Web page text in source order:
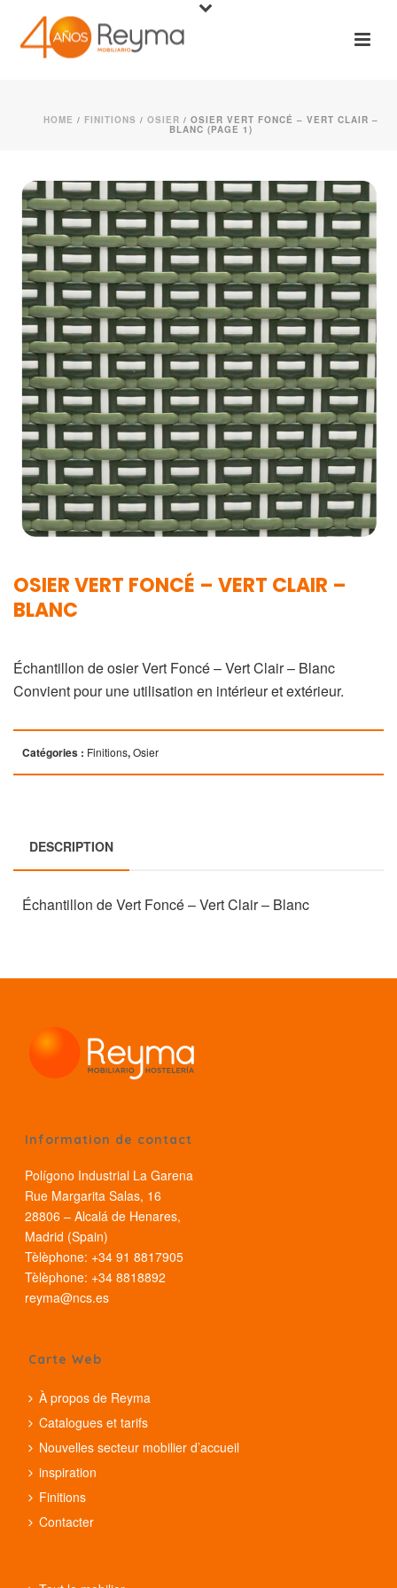
HOME / FINITIONS / OSIER / OSIER VERT FONCÉ – VERT CLAIR –
BLANC (PAGE 1)
OSIER VERT FONCÉ – VERT CLAIR –
BLANC
Échantillon de osier Vert Foncé – Vert Clair – Blanc
Convient pour une utilisation en intérieur et extérieur.
Catégories : Finitions,Osier
DESCRIPTION
Échantillon de Vert Foncé – Vert Clair – Blanc
Information de contact
Polígono Industrial La Garena
Rue Margarita Salas, 16
28806 – Alcalá de Henares,
Madrid (Spain)
Tèlèphone: +34 91 8817905
Tèlèphone: +34 8818892
reyma@ncs.es
Carte Web
À propos de Reyma
Catalogues et tarifs
Nouvelles secteur mobilier d’accueil
inspiration
Finitions
Contacter